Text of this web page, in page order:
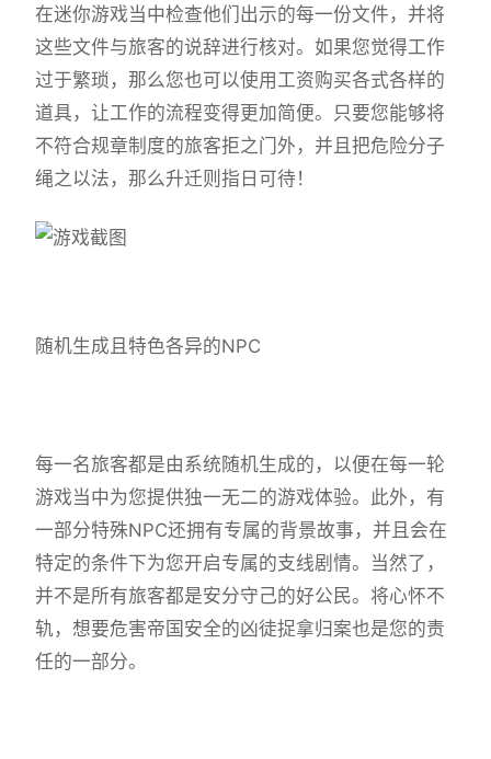
在迷你游戏当中检查他们出示的每一份文件，并将
这些文件与旅客的说辞进行核对。如果您觉得工作
过于繁琐，那么您也可以使用工资购买各式各样的
道具，让工作的流程变得更加简便。只要您能够将
不符合规章制度的旅客拒之门外，并且把危险分子
绳之以法，那么升迁则指日可待！
随机生成且特色各异的NPC
每一名旅客都是由系统随机生成的，以便在每一轮
游戏当中为您提供独一无二的游戏体验。此外，有
一部分特殊NPC还拥有专属的背景故事，并且会在
特定的条件下为您开启专属的支线剧情。当然了，
并不是所有旅客都是安分守己的好公民。将心怀不
轨，想要危害帝国安全的凶徒捉拿归案也是您的责
任的一部分。